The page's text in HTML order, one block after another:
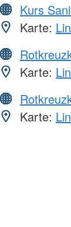
Kurs
Karte:
Karte:
Karte: